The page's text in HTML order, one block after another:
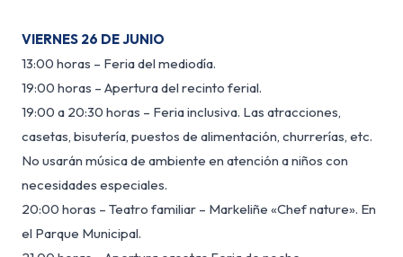
VIERNES 26 DE JUNIO
13:00 horas – Feria del mediodía.
19:00 horas – Apertura del recinto ferial.
19:00 a 20:30 horas – Feria inclusiva. Las atracciones,
casetas, bisutería, puestos de alimentación, churrerías, etc.
No usarán música de ambiente en atención a niños con
necesidades especiales.
20:00 horas – Teatro familiar – Markeliñe «Chef nature». En
el Parque Municipal.